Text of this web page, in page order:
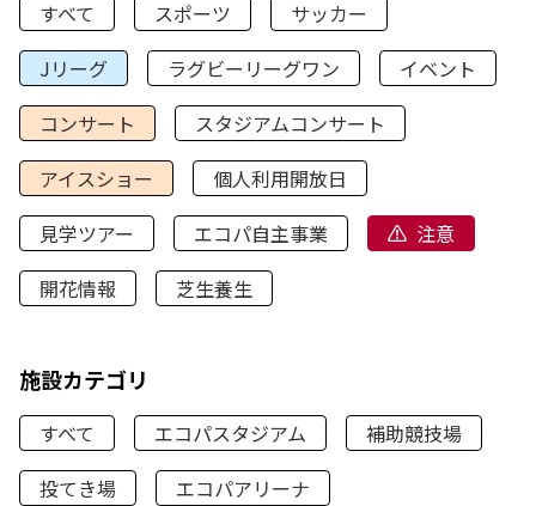
すべて スポーツ
サッカー
Jリーグ
ラグビーリーグワン
イベント
コンサート
スタジアムコンサート
アイスショー
個人利用開放日
見学ツアー
エコパ自主事業
注意
開花情報
芝生養生
施設カテゴリ
すべて エコパスタジアム
補助競技場
投てき場
エコパアリーナ